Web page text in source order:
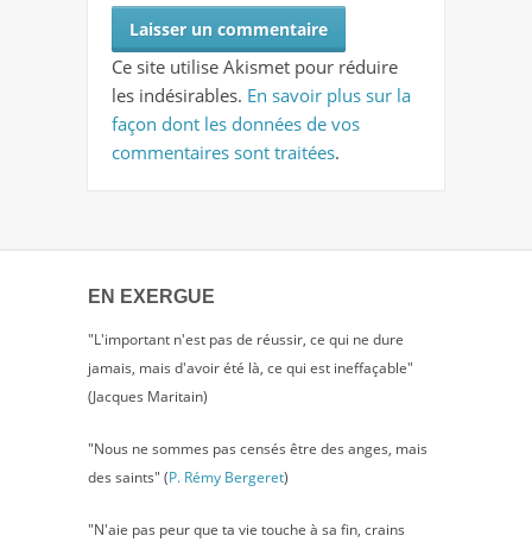
Ce site utilise Akismet pour réduire
les indésirables. En savoir plus sur la
façon dont les données de vos
commentaires sont traitées.
EN EXERGUE
"L'important n'est pas de réussir, ce qui ne dure
jamais, mais d'avoir été là, ce qui est ineffaçable"
(Jacques Maritain)
"Nous ne sommes pas censés être des anges, mais
des saints" (P. Rémy Bergeret)
"N'aie pas peur que ta vie touche à sa fin, crains